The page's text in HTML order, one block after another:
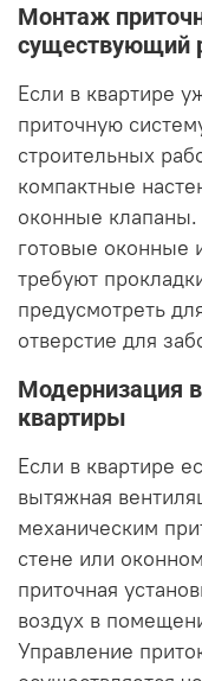
Монтаж
существующий
Если в квартире
приточную
строительных
компактные
оконные
готовые оконные
требуют
предусмотреть
отверстие для
Модернизация
квартиры
Если в квартире
вытяжная
механическим
стене или
приточная
воздух в
Управление